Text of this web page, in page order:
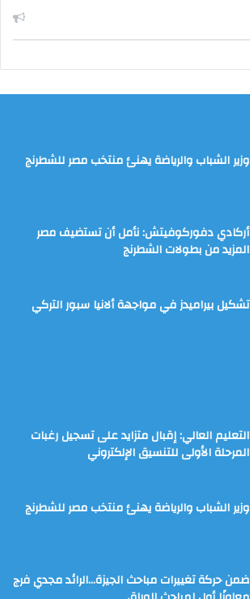
وزير الشباب والرياضة يهنئ منتخب مصر للشطرنج
أركادي دفوركوفيتش: نأمل أن تستضيف مصر
المزيد من بطولات الشطرنج
تشكيل بيراميدز في مواجهة ألانيا سبور التركي
التعليم العالي: إقبال متزايد على تسجيل رغبات
المرحلة الأولى للتنسيق الإلكتروني
وزير الشباب والرياضة يهنئ منتخب مصر للشطرنج
ضمن حركة تغييرات مباحث الجيزة…الرائد مجدي فرج